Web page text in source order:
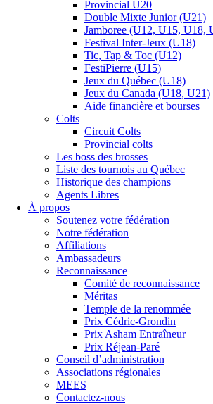
Provincial U20
Double Mixte Junior (U21)
Jamboree (U12, U15, U18,
Festival Inter-Jeux (U18)
Tic, Tap & Toc (U12)
FestiPierre (U15)
Jeux du Québec (U18)
Jeux du Canada (U18, U21)
Aide financière et bourses
Colts
Circuit Colts
Provincial colts
Les boss des brosses
Liste des tournois au Québec
Historique des champions
Agents Libres
À propos
Soutenez votre fédération
Notre fédération
Affiliations
Ambassadeurs
Reconnaissance
Comité de reconnaissance
Méritas
Temple de la renommée
Prix Cédric-Grondin
Prix Asham Entraîneur
Prix Réjean-Paré
Conseil d’administration
Associations régionales
MEES
Contactez-nous